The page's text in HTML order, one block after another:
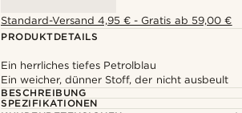
Standard-Versand 4,95 € - Gratis ab 59,00 €
PRODUKTDETAILS
Ein herrliches tiefes Petrolblau
Ein weicher, dünner Stoff, der nicht ausbeult
BESCHREIBUNG
SPEZIFIKATIONEN